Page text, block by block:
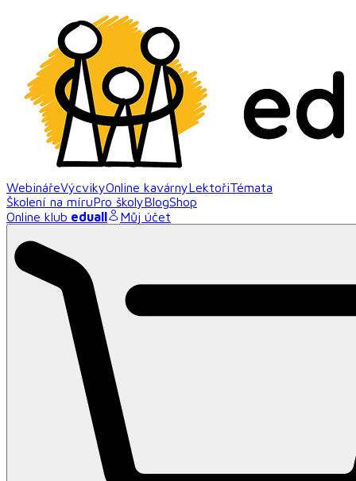
WebinářeVýcvikyOnline kavárnyLektořiTémata
Školení na míruPro školyBlogShop
Online klub eduall Můj účet